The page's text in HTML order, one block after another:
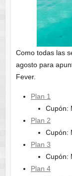
Como todas las
agosto para
Fever.
Plan 1
Cupón:
Plan 2
Cupón:
Plan 3
Cupón:
Plan 4